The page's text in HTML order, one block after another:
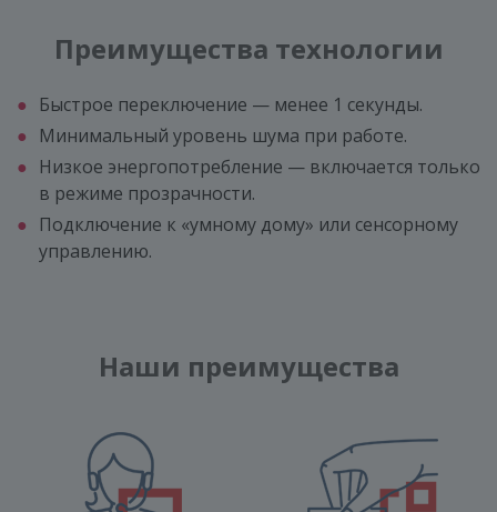
Преимущества технологии
Быстрое переключение — менее 1 секунды.
Минимальный уровень шума при работе.
Низкое энергопотребление — включается только
в режиме прозрачности.
Подключение к «умному дому» или сенсорному
управлению.
Наши преимущества